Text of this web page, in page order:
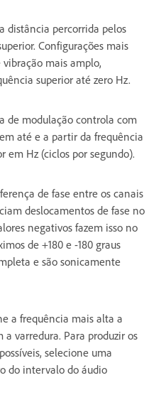
distância percorrida pelos
Configurações mais
mais amplo,
superior até zero Hz.
de modulação controla com
até e a partir da frequência
em Hz (ciclos por segundo).
de fase entre os canais
deslocamentos de fase no
negativos fazem isso no
de +180 e -180 graus
e são sonicamente
a frequência mais alta a
varredura. Para produzir os
selecione uma
do intervalo do áudio